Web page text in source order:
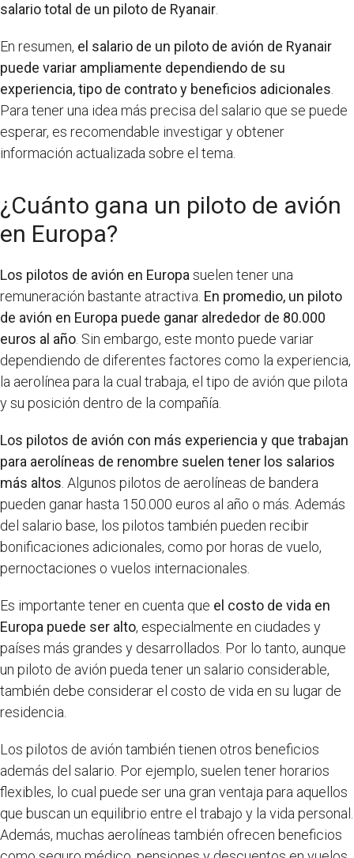
salario total de un piloto de Ryanair
En resumen, el salario de un piloto de avión de Ryanair
puede variar ampliamente dependiendo de su
experiencia, tipo de contrato y beneficios adicionales
Para tener una idea más precisa del salario que se puede
esperar, es recomendable investigar y obtener
información actualizada sobre el tema.
¿Cuánto gana un piloto de avión
en Europa?
Los pilotos de avión en Europa suelen tener una
remuneración bastante atractiva. En promedio, un piloto
de avión en Europa puede ganar alrededor de 80.000
euros al año . Sin embargo, este monto puede variar
dependiendo de diferentes factores como la experiencia,
la aerolínea para la cual trabaja, el tipo de avión que pilota
y su posición dentro de la compañía.
Los pilotos de avión con más experiencia y que trabajan
para aerolíneas de renombre suelen tener los salarios
más altos . Algunos pilotos de aerolíneas de bandera
pueden ganar hasta 150.000 euros al año o más. Además
del salario base, los pilotos también pueden recibir
bonificaciones adicionales, como por horas de vuelo,
pernoctaciones o vuelos internacionales.
Es importante tener en cuenta que el costo de vida en
Europa puede ser alto, especialmente en ciudades y
países más grandes y desarrollados. Por lo tanto, aunque
un piloto de avión pueda tener un salario considerable,
también debe considerar el costo de vida en su lugar de
residencia.
Los pilotos de avión también tienen otros beneficios
además del salario. Por ejemplo, suelen tener horarios
flexibles, lo cual puede ser una gran ventaja para aquellos
que buscan un equilibrio entre el trabajo y la vida personal.
Además, muchas aerolíneas también ofrecen beneficios